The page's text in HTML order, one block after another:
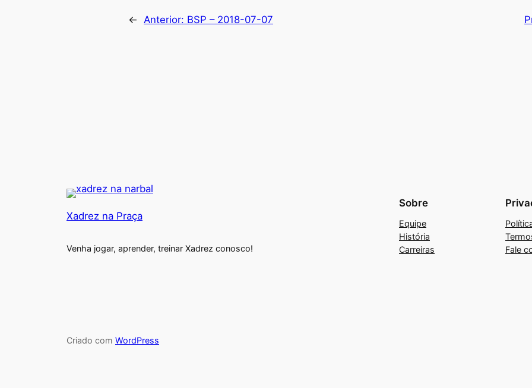
← Anterior: BSP – 2018-07-07
Xadrez na Praça
Venha jogar, aprender, treinar Xadrez conosco!
Sobre
Equipe
História
Carreiras
Fale
Criado com WordPress